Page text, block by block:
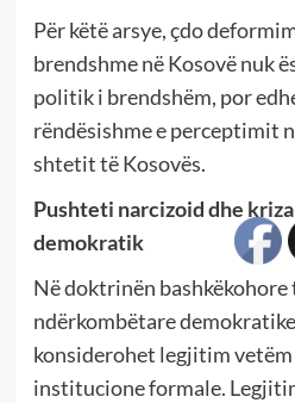
Për këtë arsye, çdo
brendshme në Kosovë nuk
politik i brendshëm, por
rëndësishme e perceptimit
shtetit të Kosovës.
Pushteti narcizoid dhe
demokratik
Në doktrinën bashkëkohore
ndërkombëtare
konsiderohet legjitim
institucione formale.